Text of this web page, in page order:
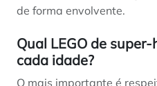
de forma envolvente.
Qual LEGO de
cada idade?
O mais importante é